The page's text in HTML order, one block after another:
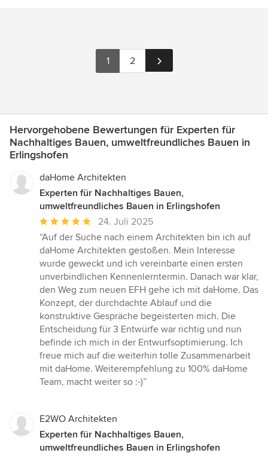
1 2
Hervorgehobene Bewertungen für Experten für
Nachhaltiges Bauen, umweltfreundliches Bauen in
Erlingshofen
daHome Architekten
Experten für Nachhaltiges Bauen,
umweltfreundliches Bauen in Erlingshofen
Durchschnittliche
Bewertung:
5
von
5
Sternen
24. Juli 2025
“Auf der Suche nach einem Architekten bin ich auf
daHome Architekten gestoßen. Mein Interesse
wurde geweckt und ich vereinbarte einen ersten
unverbindlichen Kennenlerntermin. Danach war klar,
den Weg zum neuen EFH gehe ich mit daHome. Das
Konzept, der durchdachte Ablauf und die
konstruktive Gespräche begeisterten mich. Die
Entscheidung für 3 Entwürfe war richtig und nun
befinde ich mich in der Entwurfsoptimierung. Ich
freue mich auf die weiterhin tolle Zusammenarbeit
mit daHome. Weiterempfehlung zu 100% daHome
Team, macht weiter so :-)”
E2WO Architekten
Experten für Nachhaltiges Bauen,
umweltfreundliches Bauen in Erlingshofen